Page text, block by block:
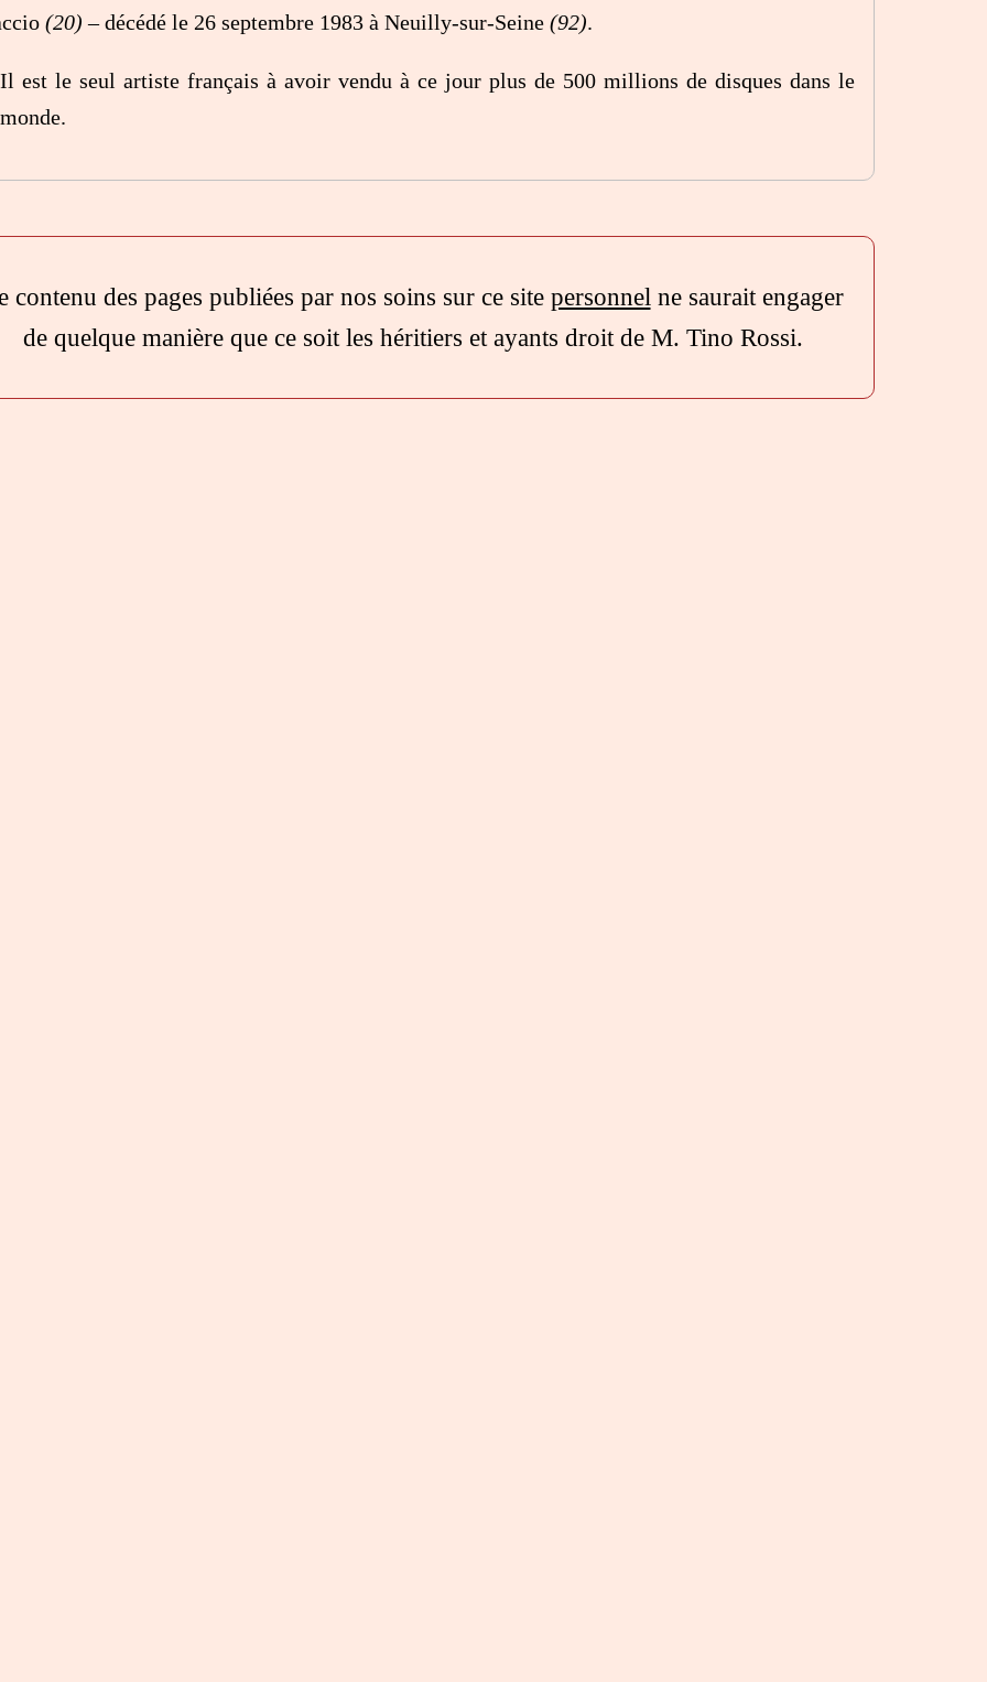
(20) – décédé le 26 septembre 1983 à Neuilly-sur-Seine(92).
Il est le seul artiste français à avoir vendu à ce jour plus de 500 millions de disques dans le
monde.
contenu des pages publiées par nos soins sur ce site personnelne saurait engager
de quelque manière que ce soit les héritiers et ayants droit de M. Tino Rossi.